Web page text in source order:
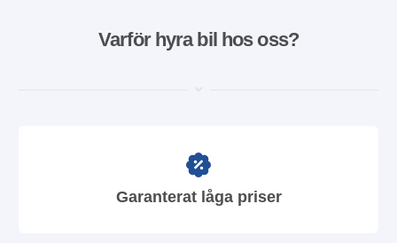
Varför hyra bil hos oss?
Garanterat låga priser